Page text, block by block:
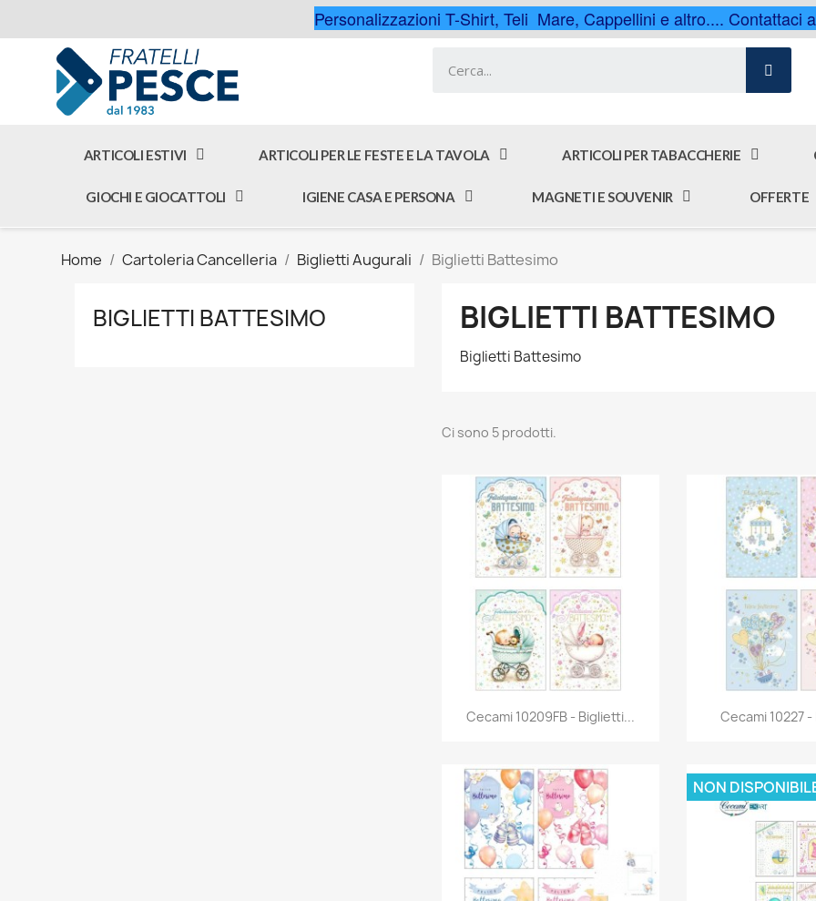
Personalizzazioni T-Shirt, Teli Mare, Cappellini e altro.... Contattaci
ARTICOLI ESTIVI ARTICOLI PER LE FESTE E LA TAVOLA ARTICOLI PER TABACCHERIE
GIOCHI E GIOCATTOLI IGIENE CASA E PERSONA MAGNETI E SOUVENIR OFFERTE
Home Cartoleria Cancelleria Biglietti Augurali Biglietti Battesimo
BIGLIETTI BATTESIMO BIGLIETTI BATTESIMO
Biglietti Battesimo
Ci sono 5 prodotti.
Anteprima
Cecami 10209FB - Biglietti... 
Cecami 10227
NON